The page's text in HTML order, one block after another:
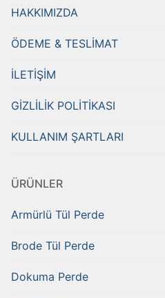
HAKKIMIZDA
ÖDEME & TESLİMAT
İLETİŞİM
GİZLİLİK POLİTİKASI
KULLANIM ŞARTLARI
ÜRÜNLER
Armürlü Tül Perde
Brode Tül Perde
Dokuma Perde